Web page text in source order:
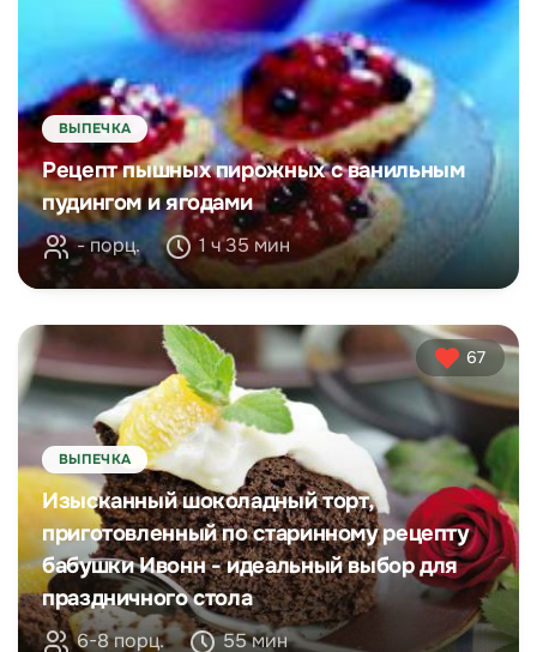
ВЫПЕЧКА
Рецепт пышных пирожных с ванильным
пудингом и ягодами
- порц. 1 ч 35 мин
67
ВЫПЕЧКА
Изысканный шоколадный торт,
приготовленный по старинному рецепту
бабушки Ивонн - идеальный выбор для
праздничного стола
6-8 порц. 55 мин